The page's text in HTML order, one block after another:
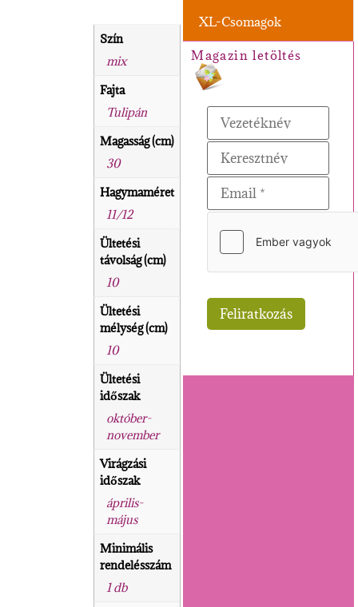
XL-Csomagok
Magazin letöltés
Szín
mix
Fajta
Tulipán
Magasság (cm)
30
Hagymaméret
11/12
Ültetési
távolság (cm)
10
Ültetési
mélység (cm)
10
Ültetési
időszak
október-
november
Virágzási
időszak
április-
május
Minimális
rendelésszám
1 db